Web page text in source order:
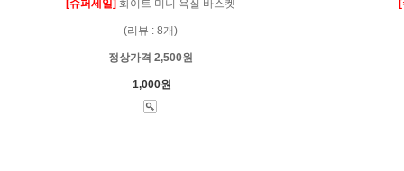
[슈퍼세일]화이트 미니 욕실 바스켓
(리뷰 : 8개)
정상가격2,500원
1,000원
[